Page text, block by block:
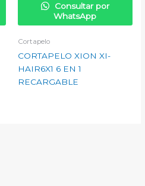
Consultar por
WhatsApp
Cortapelo
CORTAPELO XION XI-
HAIR6X1 6 EN 1
RECARGABLE